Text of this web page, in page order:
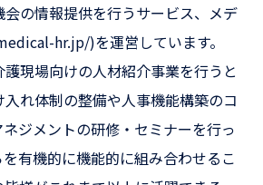
の情報提供を行うサービス、メデ
hr.jp/)を運営しています。
現場向けの人材紹介事業を行うと
れ体制の整備や人事機能構築のコ
ジメントの研修・セミナーを行っ
有機的に機能的に組み合わせるこ